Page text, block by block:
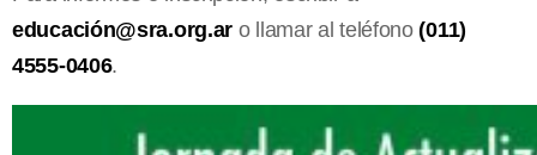
educación@sra.org.ar o llamar al teléfono(011)
4555-0406.